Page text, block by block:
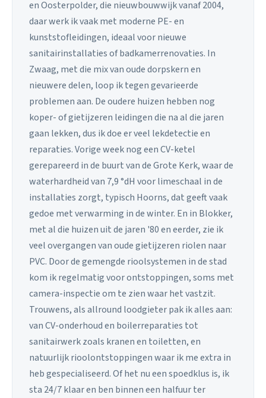
en Oosterpolder, die nieuwbouwwijk vanaf 2004,
daar werk ik vaak met moderne PE- en
kunststofleidingen, ideaal voor nieuwe
sanitairinstallaties of badkamerrenovaties. In
Zwaag, met die mix van oude dorpskern en
nieuwere delen, loop ik tegen gevarieerde
problemen aan. De oudere huizen hebben nog
koper- of gietijzeren leidingen die na al die jaren
gaan lekken, dus ik doe er veel lekdetectie en
reparaties. Vorige week nog een CV-ketel
gerepareerd in de buurt van de Grote Kerk, waar de
waterhardheid van 7,9 °dH voor limeschaal in de
installaties zorgt, typisch Hoorns, dat geeft vaak
gedoe met verwarming in de winter. En in Blokker,
met al die huizen uit de jaren '80 en eerder, zie ik
veel overgangen van oude gietijzeren riolen naar
PVC. Door de gemengde rioolsystemen in de stad
kom ik regelmatig voor ontstoppingen, soms met
camera-inspectie om te zien waar het vastzit.
Trouwens, als allround loodgieter pak ik alles aan:
van CV-onderhoud en boilerreparaties tot
sanitairwerk zoals kranen en toiletten, en
natuurlijk rioolontstoppingen waar ik me extra in
heb gespecialiseerd. Of het nu een spoedklus is, ik
sta 24/7 klaar en ben binnen een halfuur ter